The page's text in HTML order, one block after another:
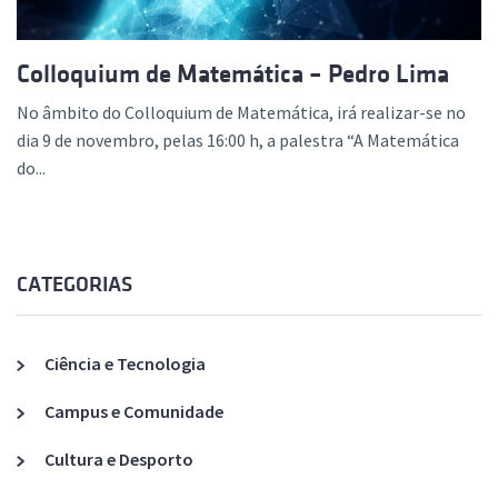
Colloquium de Matemática – Pedro Lima
No âmbito do Colloquium de Matemática, irá realizar-se no
dia 9 de novembro, pelas 16:00 h, a palestra “A Matemática
do...
CATEGORIAS
Ciência e Tecnologia
Campus e Comunidade
Cultura e Desporto